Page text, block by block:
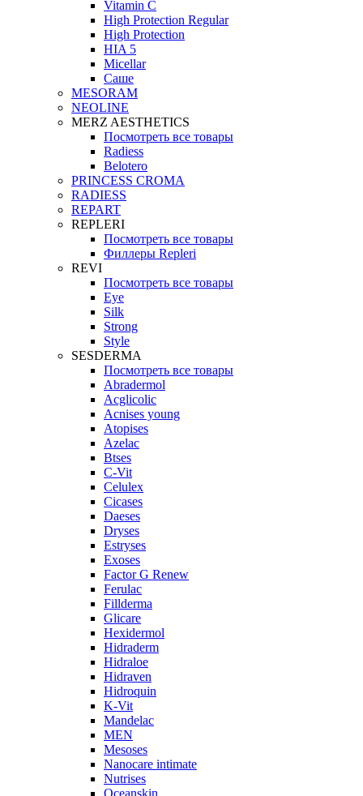
Vitamin C
High Protection Regular
High Protection
HIA 5
Micellar
Саше
MESORAM
NEOLINE
MERZ AESTHETICS
Посмотреть все товары
Radiess
Belotero
PRINCESS CROMA
RADIESS
REPART
REPLERI
Посмотреть все товары
Филлеры Repleri
REVI
Посмотреть все товары
Eye
Silk
Strong
Style
SESDERMA
Посмотреть все товары
Abradermol
Acglicolic
Acnises young
Atopises
Azelac
Btses
C-Vit
Celulex
Cicases
Daeses
Dryses
Estryses
Exoses
Factor G Renew
Ferulac
Fillderma
Glicare
Hexidermol
Hidraderm
Hidraloe
Hidraven
Hidroquin
K-Vit
Mandelac
MEN
Mesoses
Nanocare intimate
Nutrises
Oceanskin